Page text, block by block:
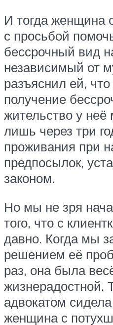
И тогда женщина
с просьбой
бессрочный вид
независимый от
разъяснил ей,
получение
жительство у неё
лишь через три
проживания при
предпосылок,
законом.
Но мы не зря
того, что с
давно. Когда мы
решением её
раз, она была
жизнерадостной.
адвокатом
женщина с